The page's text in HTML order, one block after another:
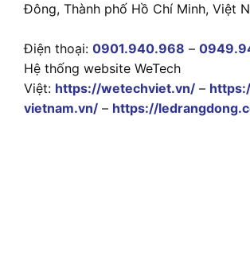
Đông, Thành phố Hồ Chí Minh, Việt
Điện thoại: 0901.940.968 –
Hệ thống website WeTech
Việt: https://wetechviet.vn/ –
vietnam.vn/ – https://